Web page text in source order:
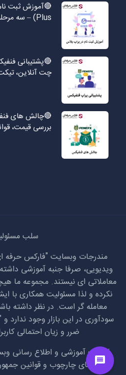
Plus) – سه مرحله تا ورود به پنل کاربری🔴
چت آنلاین،
بررسی قیمت،
سلب
مندرجات وبسایت "فارکس حرفه
ویدیویی، صرفا جنبه آموزشی
معاملاتی ای نیستند. مجموعه ما
نکرده و لذا مسئولیت همکاری با
معامله گر است. در نظر داشته
سودآوری در این بازار وجود
ضرر و زیان احتمالی
فعالیت آموزشی و اطلاع رسانی
راستای چارچوب و قوانین